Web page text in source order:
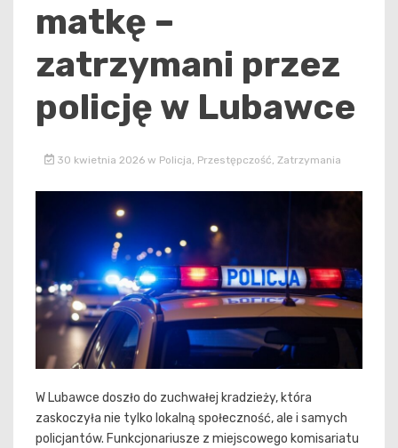
matkę –
zatrzymani przez
policję w Lubawce
30 kwietnia 2026 w Policja Przestępczość Zatrzymania
W Lubawce doszło do zuchwałej kradzieży, która
zaskoczyła nie tylko lokalną społeczność, ale i samych
policjantów. Funkcjonariusze z miejscowego komisariatu